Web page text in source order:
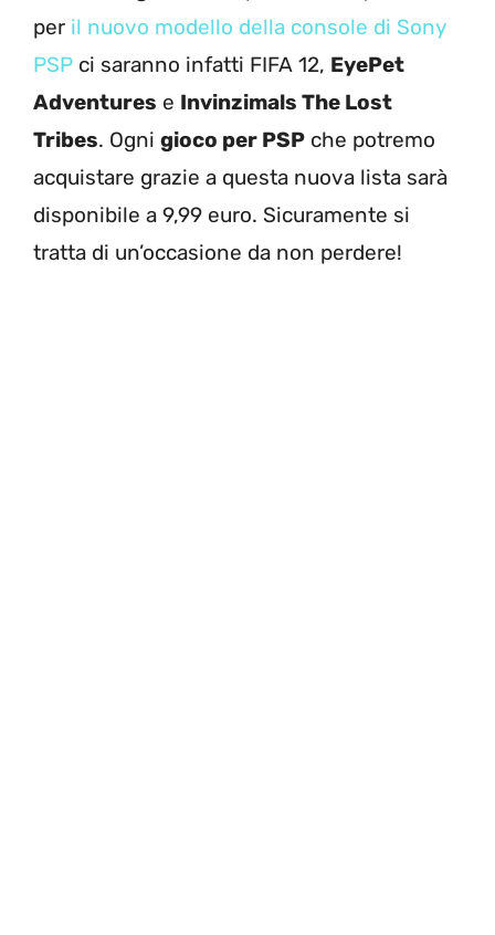
per il nuovo modello della console di Sony
PSP ci saranno infatti FIFA 12, EyePet
Adventures e Invinzimals The Lost
Tribes. Ogni gioco per PSP che potremo
acquistare grazie a questa nuova lista sarà
disponibile a 9,99 euro. Sicuramente si
tratta di un’occasione da non perdere!